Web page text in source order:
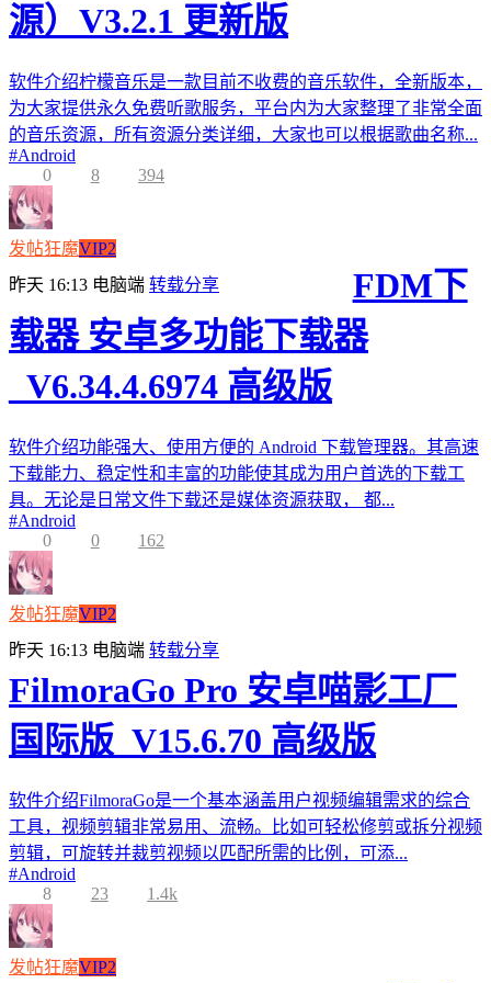
源）V3.2.1 更新版
软件介绍柠檬音乐是一款目前不收费的音乐软件，全新版本，
为大家提供永久免费听歌服务，平台内为大家整理了非常全面
的音乐资源，所有资源分类详细，大家也可以根据歌曲名称...
#Android
0
8 394
发帖狂魔VIP2
昨天 16:13 电脑端 转载分享
FDM下
载器 安卓多功能下载器
_V6.34.4.6974 高级版
软件介绍功能强大、使用方便的 Android 下载管理器。其高速
下载能力、稳定性和丰富的功能使其成为用户首选的下载工
具。无论是日常文件下载还是媒体资源获取， 都...
#Android
0
0 162
发帖狂魔VIP2
昨天 16:13 电脑端 转载分享
FilmoraGo Pro 安卓喵影工厂
国际版_V15.6.70 高级版
软件介绍FilmoraGo是一个基本涵盖用户视频编辑需求的综合
工具，视频剪辑非常易用、流畅。比如可轻松修剪或拆分视频
剪辑，可旋转并裁剪视频以匹配所需的比例，可添...
#Android
8
23 1.4k
发帖狂魔VIP2